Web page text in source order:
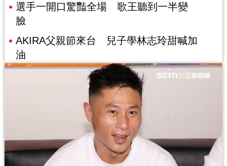
選手一開口驚豔全場 歌王聽到一半變
臉
AKIRA父親節來台 兒子學林志玲甜喊加
油